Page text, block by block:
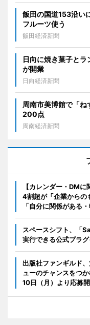
飯田の国道153沿い
フルーツ使う
飯田経済新聞
日向に焼き菓子と
が開業
日向経済新聞
周南市美博館で「
200点
周南経済新聞
【カレンダー・DM
4割超が「企業からの
「自分に関係がある
スペースシフト、「
実行できる公式プラ
出版社ファンギルド
ューのチャンスをつ
10日（月）より応募